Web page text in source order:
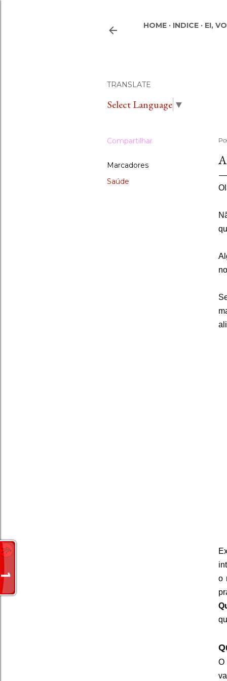
HOME INDICE EI,
TRANSLATE
Select Language ▼
Compartilhar
Marcadores
Saúde
o
O